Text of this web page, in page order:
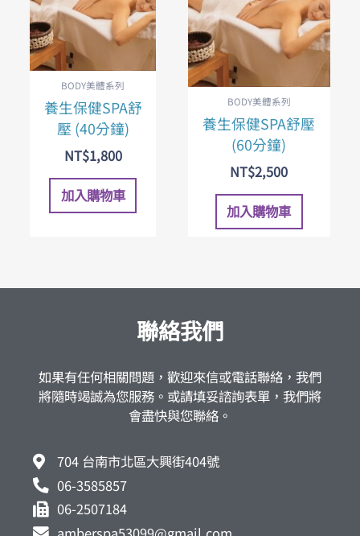
BODY美體系列
養生保健SPA舒
壓 (40分鐘)
NT$1,800
加入購物車
BODY美體系列
養生保健SPA舒壓
(60分鐘)
NT$2,500
加入購物車
聯絡我們
如果有任何相關問題，歡迎來信或電話聯絡，我們
將隨時竭誠為您服務。或請填妥諮詢表單，我們將
會盡快與您聯絡。
704 台南市北區大興街404號
06-3585857
06-2507184